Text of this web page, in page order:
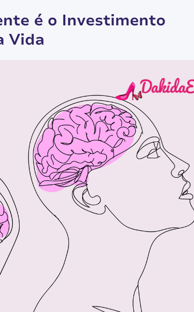
é o Investimento
Vida